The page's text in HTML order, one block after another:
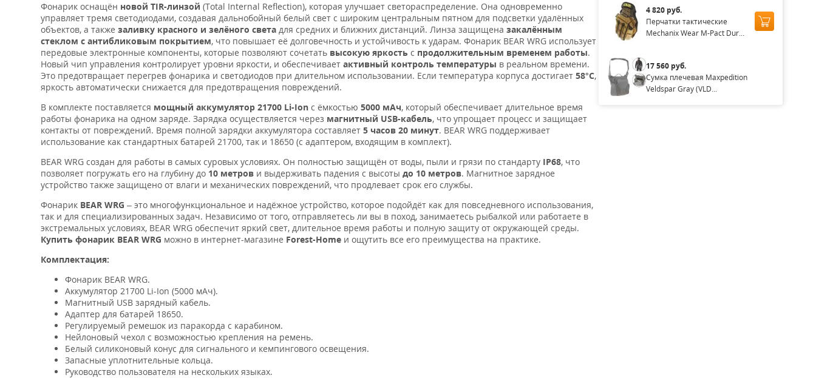
Фонарик оснащён новой TIR-линзой (Total Internal Reflection), которая улучшает светораспределение. Она одновременно
управляет тремя светодиодами, создавая дальнобойный белый свет с широким центральным пятном для подсветки удалённых
объектов, а также заливку красного и зелёного света для средних и ближних дистанций. Линза защищена закалённым
стеклом с антибликовым покрытием, что повышает её долговечность и устойчивость к ударам. Фонарик BEAR WRG использует
передовые электронные компоненты, которые позволяют сочетать высокую яркость с продолжительным временем работы.
Новый чип управления контролирует уровни яркости, и обеспечивает активный контроль температуры в реальном времени.
Это предотвращает перегрев фонарика и светодиодов при длительном использовании. Если температура корпуса достигает 58°C,
яркость автоматически снижается для предотвращения повреждений.
В комплекте поставляется мощный аккумулятор 21700 Li-Ion с ёмкостью 5000 мАч, который обеспечивает длительное время
работы фонарика на одном заряде. Зарядка осуществляется через магнитный USB-кабель, что упрощает процесс и защищает
контакты от повреждений. Время полной зарядки аккумулятора составляет 5 часов 20 минут. BEAR WRG поддерживает
использование как стандартных батарей 21700, так и 18650 (с адаптером, входящим в комплект).
BEAR WRG создан для работы в самых суровых условиях. Он полностью защищён от воды, пыли и грязи по стандарту IP68, что
позволяет погружать его на глубину до 10 метров и выдерживать падения с высоты до 10 метров. Магнитное зарядное
устройство также защищено от влаги и механических повреждений, что продлевает срок его службы.
Фонарик BEAR WRG – это многофункциональное и надёжное устройство, которое подойдёт как для повседневного использования,
так и для специализированных задач. Независимо от того, отправляетесь ли вы в поход, занимаетесь рыбалкой или работаете в
экстремальных условиях, BEAR WRG обеспечит яркий свет, длительное время работы и полную защиту от окружающей среды.
Купить фонарик BEAR WRG можно в интернет-магазине Forest-Home и ощутить все его преимущества на практике.
Комплектация:
Фонарик BEAR WRG.
Аккумулятор 21700 Li-Ion (5000 мАч).
Магнитный USB зарядный кабель.
Адаптер для батарей 18650.
Регулируемый ремешок из паракорда с карабином.
Нейлоновый чехол с возможностью крепления на ремень.
Белый силиконовый конус для сигнального и кемпингового освещения.
Запасные уплотнительные кольца.
Руководство пользователя на нескольких языках.
4 820 руб.
Перчатки тактические
Mechanix Wear M-Pact Dur...
17 560 руб.
Сумка плечевая Maxpedition
Veldspar Gray (VLD...